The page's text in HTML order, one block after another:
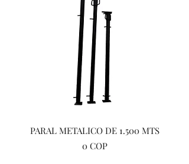
PARAL METALICO DE 1.500 MTS
Precio
0 COP